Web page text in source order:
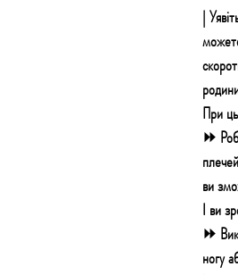
|
При
⏩
ви
І ви
⏩
ногу